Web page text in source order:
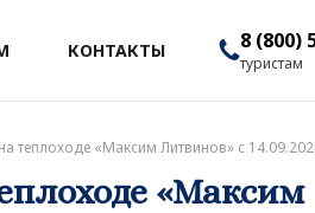
КОНТАКТЫ 8 (800)
туристам
теплоходе «Максим Литвинов» с
«Максим